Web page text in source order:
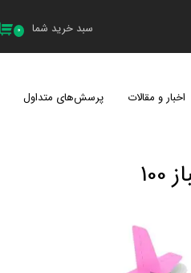
۰ سبد خرید شما
اخبار و مقالات پرسش‌های متداول